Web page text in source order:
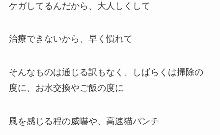
ケガしてるんだから、大人しくして
治療できないから、早く慣れて
そんなものは通じる訳もなく、しばらくは掃除の
度に、お水交換やご飯の度に
風を感じる程の威嚇や、高速猫パンチ